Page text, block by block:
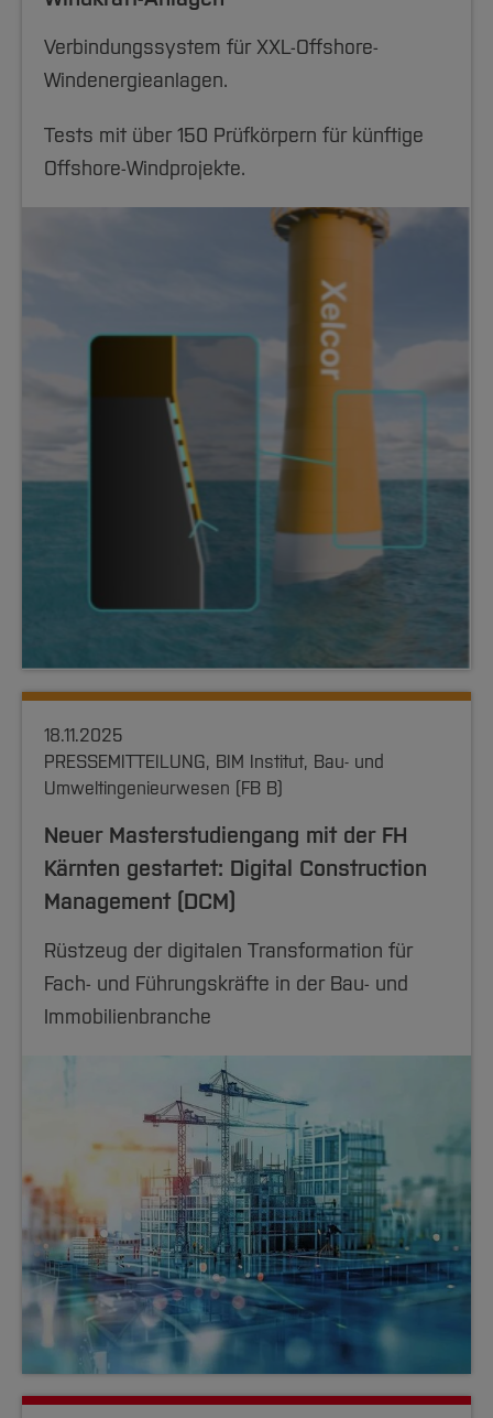
Verbindungssystem für XXL-Offshore-
Windenergieanlagen.
Tests mit über 150 Prüfkörpern für künftige
Offshore-Windprojekte.
18.11.2025
PRESSEMITTEILUNG, BIM Institut, Bau- und
Umweltingenieurwesen (FB B)
Neuer Masterstudiengang mit der FH
Kärnten gestartet: Digital Construction
Management (DCM)
Rüstzeug der digitalen Transformation für
Fach- und Führungskräfte in der Bau- und
Immobilienbranche